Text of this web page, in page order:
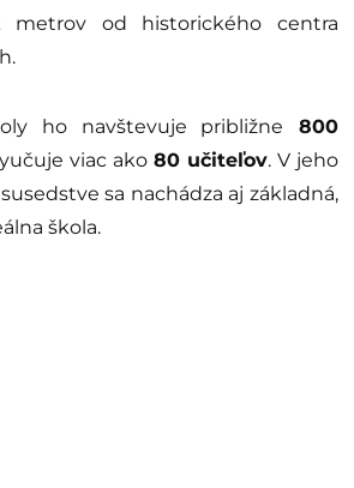
metrov od historického centra
ho navštevuje približne 800
viac ako 80 učiteľov. V jeho
sa nachádza aj základná,
škola.